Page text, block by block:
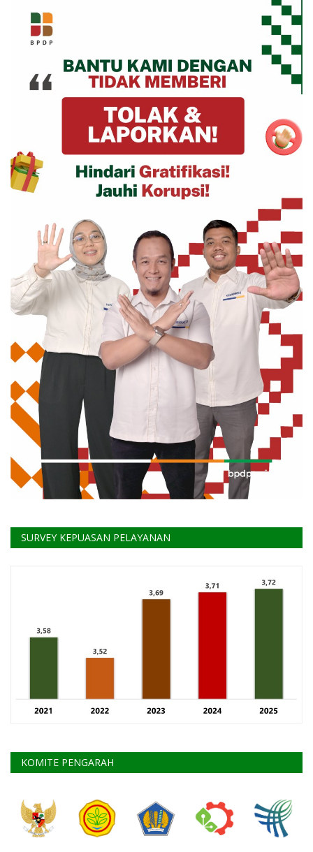
SURVEY KEPUASAN PELAYANAN
KOMITE PENGARAH